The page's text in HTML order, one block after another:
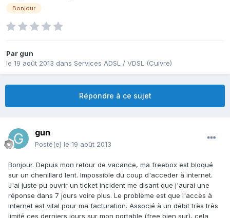
Bonjour
Par gun
le 19 août 2013 dans Services ADSL / VDSL (Cuivre)
Répondre à ce sujet
gun
Posté(e) le 19 août 2013
Bonjour. Depuis mon retour de vacance, ma freebox est bloqué
sur un chenillard lent. Impossible du coup d'acceder à internet.
J'ai juste pu ouvrir un ticket incident me disant que j'aurai une
réponse dans 7 jours voire plus. Le problème est que l'accès à
internet est vital pour ma facturation. Associé à un débit très très
limité ces derniers jours sur mon portable (free bien sur), cela